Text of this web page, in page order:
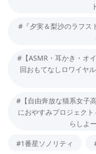
#『夕実＆梨沙のラフス
#【ASMR・耳かき・オ
回おもてなしロワイヤ
#【自由奔放な猫系女子
におやすみプロジェク
らしよ
#1番星ソノリティ